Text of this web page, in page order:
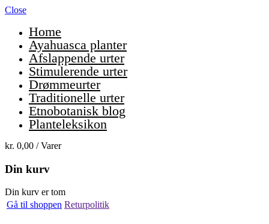
Close
Home
Ayahuasca planter
Afslappende urter
Stimulerende urter
Drømmeurter
Traditionelle urter
Etnobotanisk blog
Planteleksikon
kr. 0,00 / Varer
Din kurv
Din kurv er tom
Gå til shoppen Returpolitik